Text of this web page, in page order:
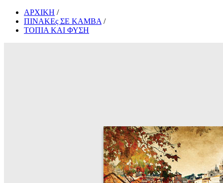
ΑΡΧΙΚΗ /
ΠΙΝΑΚΕς ΣΕ ΚΑΜΒΑ /
ΤΟΠΙΑ ΚΑΙ ΦΥΣΗ